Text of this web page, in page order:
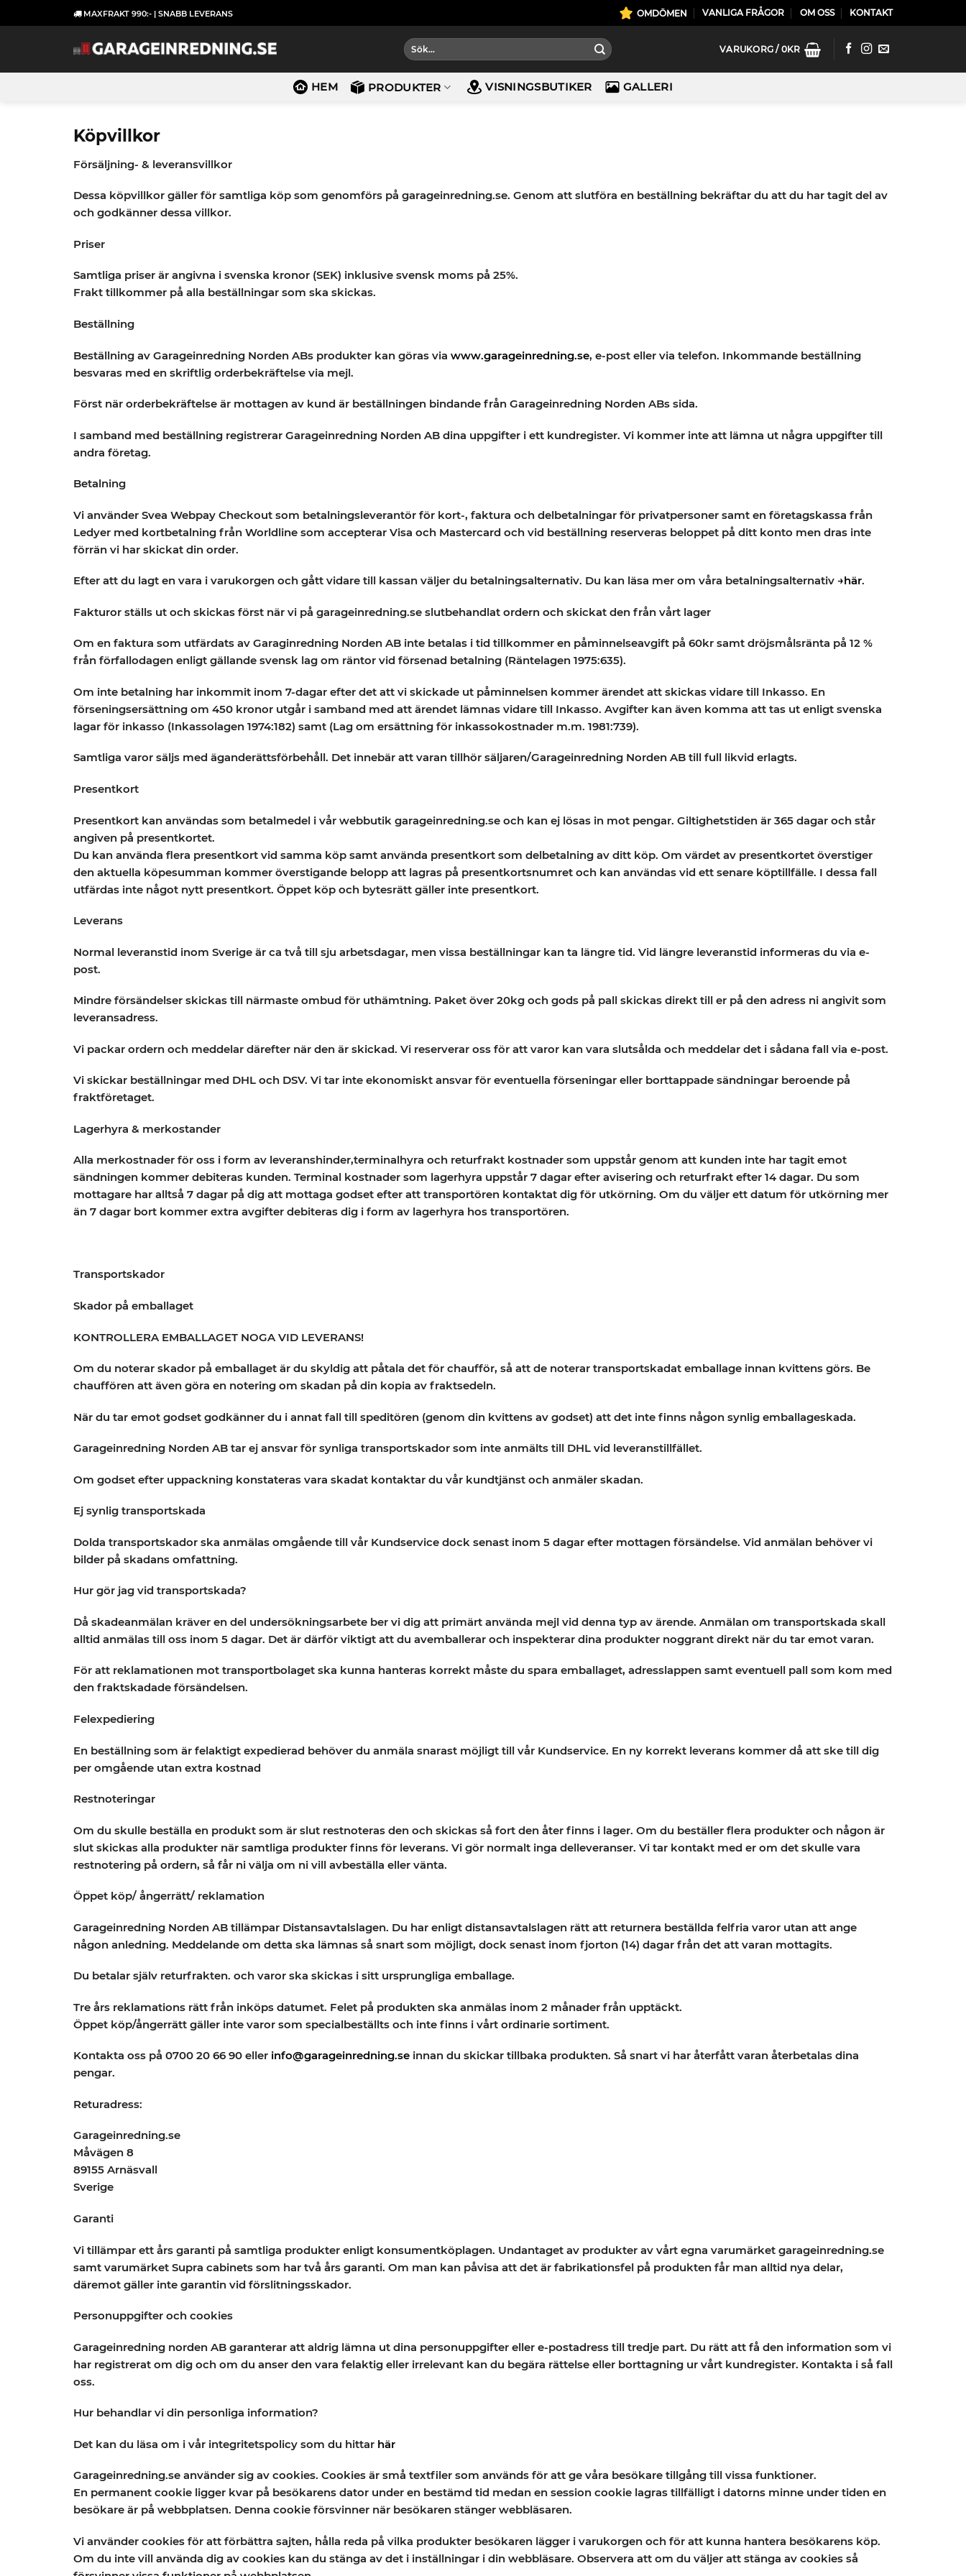
to
MAXFRAKT 990:- | SNABB LEVERANS OMDÖMEN VANLIGA FRÅGOR OM OSS KONTAKT
Sök
efter:
VARUKORG / 0KR
HEM PRODUKTER VISNINGSBUTIKER GALLERI
Köpvillkor
Försäljning- & leveransvillkor
Dessa köpvillkor gäller för samtliga köp som genomförs på garageinredning.se. Genom att slutföra en beställning bekräftar du att du har tagit del av
och godkänner dessa villkor.
Priser
Samtliga priser är angivna i svenska kronor (SEK) inklusive svensk moms på 25%.
Frakt tillkommer på alla beställningar som ska skickas.
Beställning
Beställning av Garageinredning Norden ABs produkter kan göras via www.garageinredning.se, e-post eller via telefon. Inkommande beställning
besvaras med en skriftlig orderbekräftelse via mejl.
Först när orderbekräftelse är mottagen av kund är beställningen bindande från Garageinredning Norden ABs sida.
I samband med beställning registrerar Garageinredning Norden AB dina uppgifter i ett kundregister. Vi kommer inte att lämna ut några uppgifter till
andra företag.
Betalning
Vi använder Svea Webpay Checkout som betalningsleverantör för kort-, faktura och delbetalningar för privatpersoner samt en företagskassa från
Ledyer med kortbetalning från Worldline som accepterar Visa och Mastercard och vid beställning reserveras beloppet på ditt konto men dras inte
förrän vi har skickat din order.
Efter att du lagt en vara i varukorgen och gått vidare till kassan väljer du betalningsalternativ. Du kan läsa mer om våra betalningsalternativ →här.
Fakturor ställs ut och skickas först när vi på garageinredning.se slutbehandlat ordern och skickat den från vårt lager
Om en faktura som utfärdats av Garaginredning Norden AB inte betalas i tid tillkommer en påminnelseavgift på 60kr samt dröjsmålsränta på 12 %
från förfallodagen enligt gällande svensk lag om räntor vid försenad betalning (Räntelagen 1975:635).
Om inte betalning har inkommit inom 7-dagar efter det att vi skickade ut påminnelsen kommer ärendet att skickas vidare till Inkasso. En
förseningsersättning om 450 kronor utgår i samband med att ärendet lämnas vidare till Inkasso. Avgifter kan även komma att tas ut enligt svenska
lagar för inkasso (Inkassolagen 1974:182) samt (Lag om ersättning för inkassokostnader m.m. 1981:739).
Samtliga varor säljs med äganderättsförbehåll. Det innebär att varan tillhör säljaren/Garageinredning Norden AB till full likvid erlagts.
Presentkort
Presentkort kan användas som betalmedel i vår webbutik garageinredning.se och kan ej lösas in mot pengar. Giltighetstiden är 365 dagar och står
angiven på presentkortet.
Du kan använda flera presentkort vid samma köp samt använda presentkort som delbetalning av ditt köp. Om värdet av presentkortet överstiger
den aktuella köpesumman kommer överstigande belopp att lagras på presentkortsnumret och kan användas vid ett senare köptillfälle. I dessa fall
utfärdas inte något nytt presentkort. Öppet köp och bytesrätt gäller inte presentkort.
Leverans
Normal leveranstid inom Sverige är ca två till sju arbetsdagar, men vissa beställningar kan ta längre tid. Vid längre leveranstid informeras du via e-
post.
Mindre försändelser skickas till närmaste ombud för uthämtning. Paket över 20kg och gods på pall skickas direkt till er på den adress ni angivit som
leveransadress.
Vi packar ordern och meddelar därefter när den är skickad. Vi reserverar oss för att varor kan vara slutsålda och meddelar det i sådana fall via e-post.
Vi skickar beställningar med DHL och DSV. Vi tar inte ekonomiskt ansvar för eventuella förseningar eller borttappade sändningar beroende på
fraktföretaget.
Lagerhyra & merkostander
Alla merkostnader för oss i form av leveranshinder,terminalhyra och returfrakt kostnader som uppstår genom att kunden inte har tagit emot
sändningen kommer debiteras kunden. Terminal kostnader som lagerhyra uppstår 7 dagar efter avisering och returfrakt efter 14 dagar. Du som
mottagare har alltså 7 dagar på dig att mottaga godset efter att transportören kontaktat dig för utkörning. Om du väljer ett datum för utkörning mer
än 7 dagar bort kommer extra avgifter debiteras dig i form av lagerhyra hos transportören.
Transportskador
Skador på emballaget
KONTROLLERA EMBALLAGET NOGA VID LEVERANS!
Om du noterar skador på emballaget är du skyldig att påtala det för chaufför, så att de noterar transportskadat emballage innan kvittens görs. Be
chauffören att även göra en notering om skadan på din kopia av fraktsedeln.
När du tar emot godset godkänner du i annat fall till speditören (genom din kvittens av godset) att det inte finns någon synlig emballageskada.
Garageinredning Norden AB tar ej ansvar för synliga transportskador som inte anmälts till DHL vid leveranstillfället.
Om godset efter uppackning konstateras vara skadat kontaktar du vår kundtjänst och anmäler skadan.
Ej synlig transportskada
Dolda transportskador ska anmälas omgående till vår Kundservice dock senast inom 5 dagar efter mottagen försändelse. Vid anmälan behöver vi
bilder på skadans omfattning.
Hur gör jag vid transportskada?
Då skadeanmälan kräver en del undersökningsarbete ber vi dig att primärt använda mejl vid denna typ av ärende. Anmälan om transportskada skall
alltid anmälas till oss inom 5 dagar. Det är därför viktigt att du avemballerar och inspekterar dina produkter noggrant direkt när du tar emot varan.
För att reklamationen mot transportbolaget ska kunna hanteras korrekt måste du spara emballaget, adresslappen samt eventuell pall som kom med
den fraktskadade försändelsen.
Felexpediering
En beställning som är felaktigt expedierad behöver du anmäla snarast möjligt till vår Kundservice. En ny korrekt leverans kommer då att ske till dig
per omgående utan extra kostnad
Restnoteringar
Om du skulle beställa en produkt som är slut restnoteras den och skickas så fort den åter finns i lager. Om du beställer flera produkter och någon är
slut skickas alla produkter när samtliga produkter finns för leverans. Vi gör normalt inga delleveranser. Vi tar kontakt med er om det skulle vara
restnotering på ordern, så får ni välja om ni vill avbeställa eller vänta.
Öppet köp/ ångerrätt/ reklamation
Garageinredning Norden AB tillämpar Distansavtalslagen. Du har enligt distansavtalslagen rätt att returnera beställda felfria varor utan att ange
någon anledning. Meddelande om detta ska lämnas så snart som möjligt, dock senast inom fjorton (14) dagar från det att varan mottagits.
Du betalar själv returfrakten. och varor ska skickas i sitt ursprungliga emballage.
Tre års reklamations rätt från inköps datumet. Felet på produkten ska anmälas inom 2 månader från upptäckt.
Öppet köp/ångerrätt gäller inte varor som specialbeställts och inte finns i vårt ordinarie sortiment.
Kontakta oss på 0700 20 66 90 eller info@garageinredning.se innan du skickar tillbaka produkten. Så snart vi har återfått varan återbetalas dina
pengar.
Returadress:
Garageinredning.se
Måvägen 8
89155 Arnäsvall
Sverige
Garanti
Vi tillämpar ett års garanti på samtliga produkter enligt konsumentköplagen. Undantaget av produkter av vårt egna varumärket garageinredning.se
samt varumärket Supra cabinets som har två års garanti. Om man kan påvisa att det är fabrikationsfel på produkten får man alltid nya delar,
däremot gäller inte garantin vid förslitningsskador.
Personuppgifter och cookies
Garageinredning norden AB garanterar att aldrig lämna ut dina personuppgifter eller e-postadress till tredje part. Du rätt att få den information som vi
har registrerat om dig och om du anser den vara felaktig eller irrelevant kan du begära rättelse eller borttagning ur vårt kundregister. Kontakta i så fall
oss.
Hur behandlar vi din personliga information?
Det kan du läsa om i vår integritetspolicy som du hittar här
Garageinredning.se använder sig av cookies. Cookies är små textfiler som används för att ge våra besökare tillgång till vissa funktioner.
En permanent cookie ligger kvar på besökarens dator under en bestämd tid medan en session cookie lagras tillfälligt i datorns minne under tiden en
besökare är på webbplatsen. Denna cookie försvinner när besökaren stänger webbläsaren.
Vi använder cookies för att förbättra sajten, hålla reda på vilka produkter besökaren lägger i varukorgen och för att kunna hantera besökarens köp.
Om du inte vill använda dig av cookies kan du stänga av det i inställningar i din webbläsare. Observera att om du väljer att stänga av cookies så